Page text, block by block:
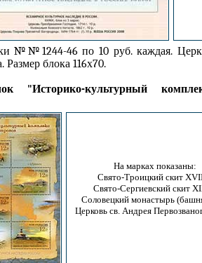
№№1244-46 по 10 руб. каждая.
Размер блока 116х70.
"Историко-культурный
На марках показаны:
Свято-Троицкий скит
Свято-Сергиевский скит
Соловецкий монастырь
Церковь св. Андрея